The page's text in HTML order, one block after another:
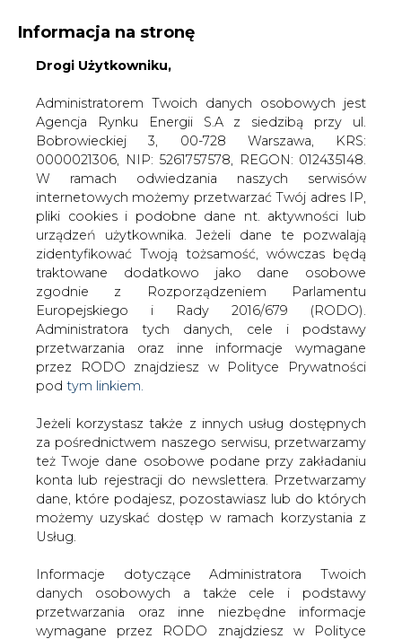
KONTAKT:
WIELKOŚĆ TEKSTU A A
ZALOGUJ SIĘ
WŁĄCZ CIRE.TV
Informacja na stronę
Drogi Użytkowniku,
Administratorem Twoich danych osobowych jest
Agencja Rynku Energii S.A z siedzibą przy ul.
Bobrowieckiej 3, 00-728 Warszawa, KRS:
0000021306, NIP: 5261757578, REGON: 012435148.
W ramach odwiedzania naszych serwisów
internetowych możemy przetwarzać Twój adres IP,
pliki cookies i podobne dane nt. aktywności lub
urządzeń użytkownika. Jeżeli dane te pozwalają
zidentyfikować Twoją tożsamość, wówczas będą
traktowane dodatkowo jako dane osobowe
zgodnie z Rozporządzeniem Parlamentu
Europejskiego i Rady 2016/679 (RODO).
Administratora tych danych, cele i podstawy
przetwarzania oraz inne informacje wymagane
przez RODO znajdziesz w Polityce Prywatności
pod tym linkiem.
Jeżeli korzystasz także z innych usług dostępnych
za pośrednictwem naszego serwisu, przetwarzamy
też Twoje dane osobowe podane przy zakładaniu
konta lub rejestracji do newslettera. Przetwarzamy
dane, które podajesz, pozostawiasz lub do których
możemy uzyskać dostęp w ramach korzystania z
Usług.
Informacje dotyczące Administratora Twoich
danych osobowych a także cele i podstawy
przetwarzania oraz inne niezbędne informacje
wymagane przez RODO znajdziesz w Polityce
Strona główna / SERWIS INFORMACYJNY CIRE
DoE: zapasy ropy w USA w ubiegłym tygodniu
wzrosły o 1,91 mln baryłek
drukuj
skomentuj
udostępnij